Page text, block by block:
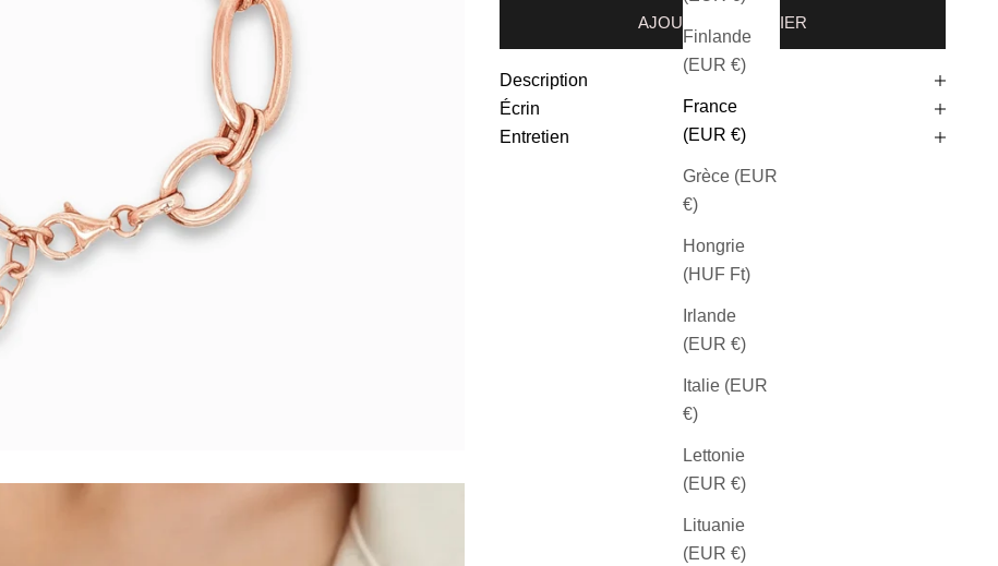
Finlande
(EUR €)
France
(EUR €)
Grèce (EUR
€)
Hongrie
(HUF Ft)
Irlande
(EUR €)
Italie (EUR
€)
Lettonie
(EUR €)
Lituanie
(EUR €)
AJOUTER AU PANIER
Description
Écrin
Entretien